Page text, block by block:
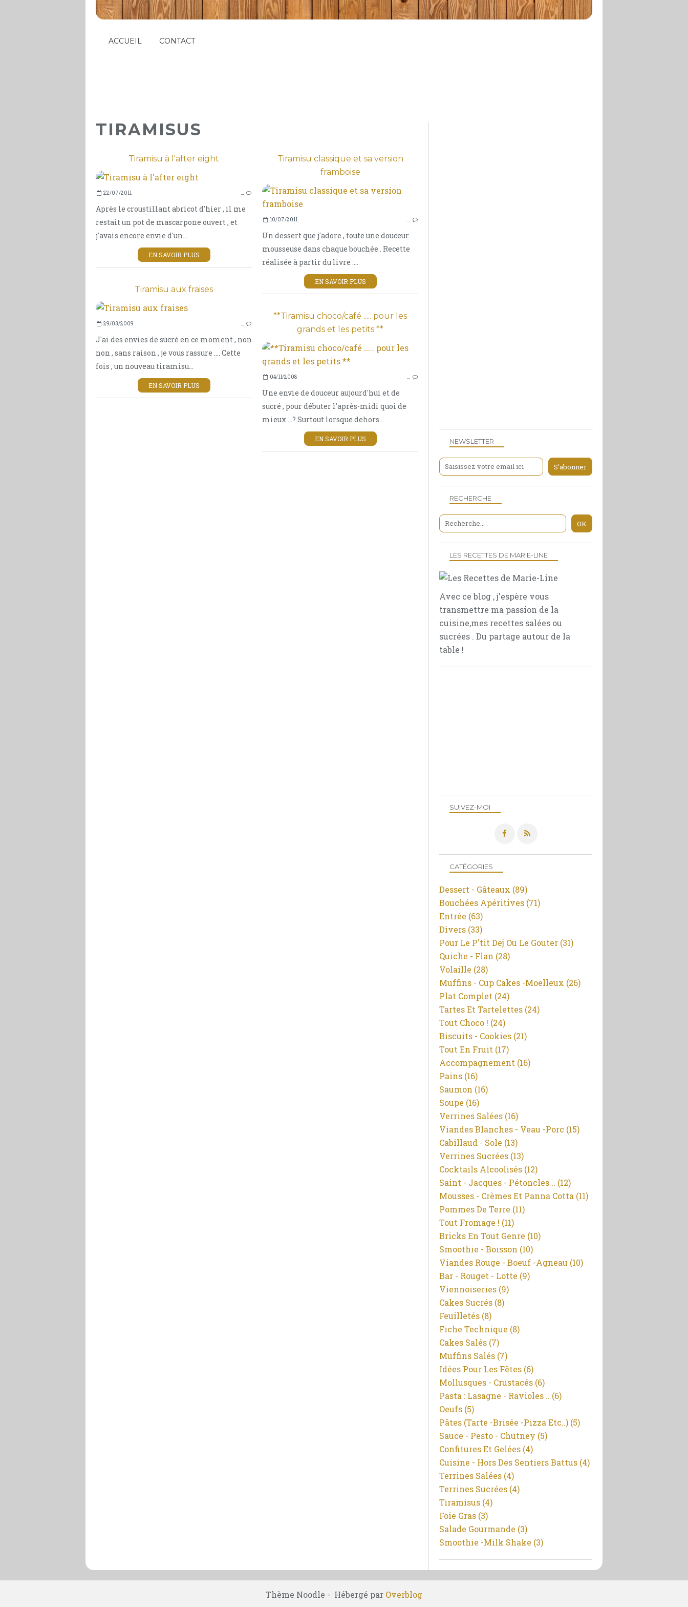
ACCUEIL CONTACT
TIRAMISUS
Tiramisu à l'after eight
22/07/2011 …
Après le croustillant abricot d'hier , il me
restait un pot de mascarpone ouvert , et
j'avais encore envie d'un...
EN SAVOIR PLUS
Tiramisu classique et sa version
framboise
10/07/2011 …
Un dessert que j'adore , toute une douceur
mousseuse dans chaque bouchée . Recette
réalisée à partir du livre :...
EN SAVOIR PLUS
Tiramisu aux fraises
TIRAMISUS
29/03/2009 …
J'ai des envies de sucré en ce moment , non
non , sans raison , je vous rassure .... Cette
fois , un nouveau tiramisu...
EN SAVOIR PLUS
**Tiramisu choco/café ..... pour les
grands et les petits **
04/11/2008 …
Une envie de douceur aujourd'hui et de
sucré , pour débuter l'après-midi quoi de
mieux ...? Surtout lorsque dehors...
EN SAVOIR PLUS NEWSLETTER
SUIVEZ-MOI
RECHERCHE
LES RECETTES DE MARIE-LINE
Avec ce blog , j'espère vous
transmettre ma passion de la
cuisine,mes recettes salées ou
sucrées . Du partage autour de la
table !
CATÉGORIES
Dessert - Gâteaux (89)
Bouchées Apéritives (71)
Entrée (63)
Divers (33)
Pour Le P'tit Dej Ou Le Gouter (31)
Quiche - Flan (28)
Volaille (28)
Muffins - Cup Cakes -moelleux (26)
Plat Complet (24)
Tartes Et Tartelettes (24)
Tout Choco ! (24)
Biscuits - Cookies (21)
Tout En Fruit (17)
Accompagnement (16)
Pains (16)
Saumon (16)
Soupe (16)
Verrines Salées (16)
Viandes Blanches - Veau -porc (15)
Cabillaud - Sole (13)
Verrines Sucrées (13)
Cocktails Alcoolisés (12)
Saint - Jacques - Pétoncles .. (12)
Mousses - Crèmes Et Panna Cotta (11)
Pommes De Terre (11)
Tout Fromage ! (11)
Bricks En Tout Genre (10)
Smoothie - Boisson (10)
Viandes Rouge - Boeuf -agneau (10)
Bar - Rouget - Lotte (9)
Viennoiseries (9)
Cakes Sucrés (8)
Feuilletés (8)
Fiche Technique (8)
Cakes Salés (7)
Muffins Salés (7)
Idées Pour Les Fêtes (6)
Mollusques - Crustacés (6)
Pasta : Lasagne - Ravioles .. (6)
Oeufs (5)
Pâtes (tarte -brisée -pizza Etc..) (5)
Sauce - Pesto - Chutney (5)
Confitures Et Gelées (4)
Cuisine - Hors Des Sentiers Battus (4)
Terrines Salées (4)
Terrines Sucrées (4)
Tiramisus (4)
Foie Gras (3)
Salade Gourmande (3)
Smoothie -milk Shake (3)
Thème Noodle - Hébergé par Overblog